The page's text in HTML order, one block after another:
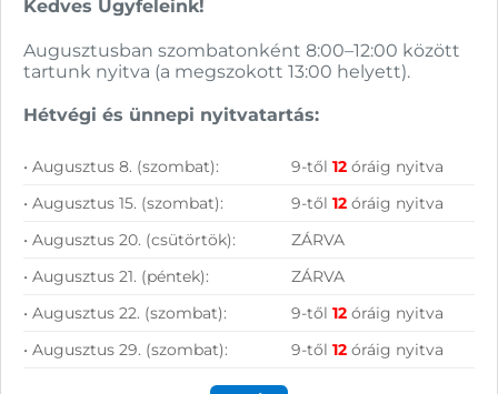
Elfogadom azÁSZF-ben található
adatkezelési tájékoztatót.
FELIRATKOZOM
Kedves Ügyfeleink!
Augusztusban szombatonként 8:00–12:00 között
tartunk nyitva (a megszokott 13:00 helyett).
Hétvégi és ünnepi nyitvatartás:
• Augusztus 8. (szombat): 9-től12 óráig nyitva
• Augusztus 15. (szombat):
9-től12 óráig nyitva
• Augusztus 20. (csütörtök):
ZÁRVA
• Augusztus 21. (péntek):
ZÁRVA
• Augusztus 22. (szombat):
9-től12 óráig nyitva
• Augusztus 29. (szombat):
9-től12 óráig nyitva